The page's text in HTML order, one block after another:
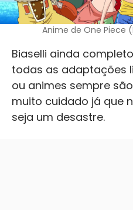
Anime de One Piece
Biaselli ainda
todas as adaptações
ou animes sempre
muito cuidado já que
seja um desastre.